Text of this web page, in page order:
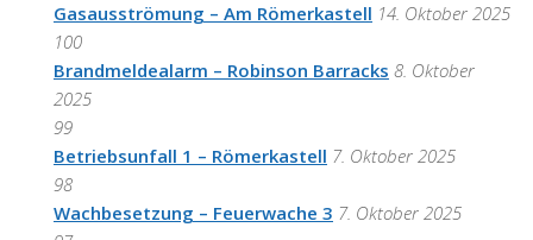
Gasausströmung – Am Römerkastell 14. Oktober 2025
100
Brandmeldealarm – Robinson Barracks 8. Oktober
2025
99
Betriebsunfall 1 – Römerkastell 7. Oktober 2025
98
Wachbesetzung – Feuerwache 3 7. Oktober 2025